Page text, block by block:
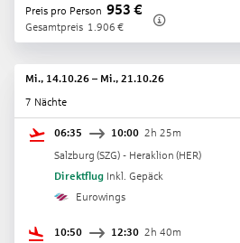
Preis pro Person 953 €
Gesamtpreis 1.906 €
Mi., 14.10.26 – Mi., 21.10.26
7 Nächte
06:35 10:00 2h 25m
Salzburg (SZG) - Heraklion (HER)
Direktflug Inkl. Gepäck
Eurowings
10:50 12:30 2h 40m